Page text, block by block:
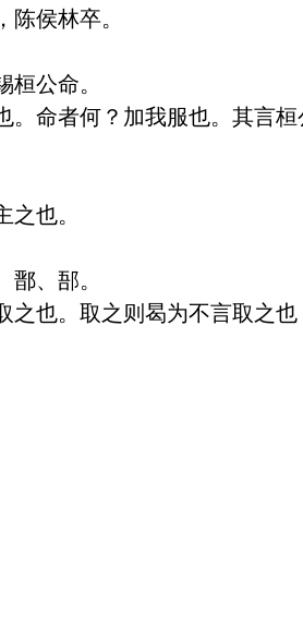
陈侯林卒。
桓公命。
。命者何？加我服也。其言桓
也。
鄑、郚。